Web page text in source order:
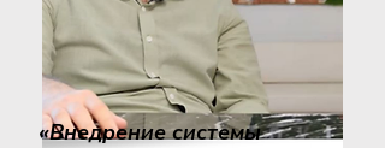
«Внедрение системы